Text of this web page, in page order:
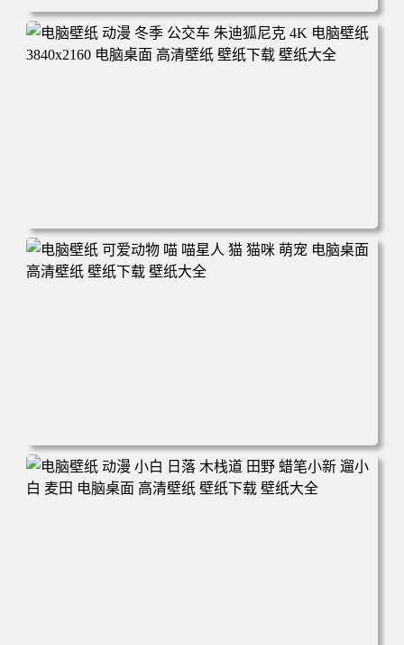
电脑壁纸 完美世界 荒天帝石昊 4K高清动漫壁纸 电脑桌面
高清壁纸 壁纸下载 壁纸大全
电脑壁纸 动漫 冬季 公交车 朱迪狐尼克 4K 电脑壁纸 3840x2
160 电脑桌面 高清壁纸 壁纸下载 壁纸大全
电脑壁纸 可爱动物 喵 喵星人 猫 猫咪 萌宠 电脑桌面 高清壁
纸 壁纸下载 壁纸大全